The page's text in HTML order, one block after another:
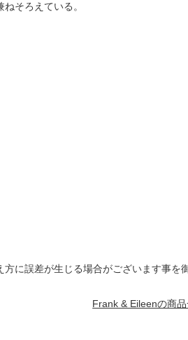
そろえている。
に誤差が生じる場合がございます事を
Frank & Eileenの商